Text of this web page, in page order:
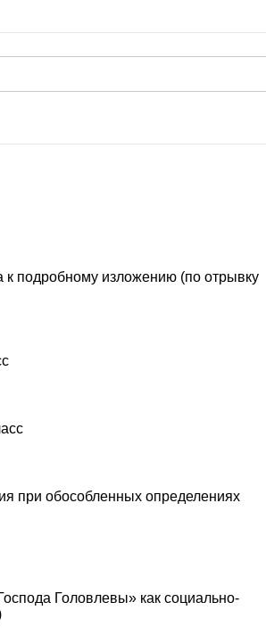
к подробному изложению (по отрывку
при обособленных определениях
Головлевы» как социально-